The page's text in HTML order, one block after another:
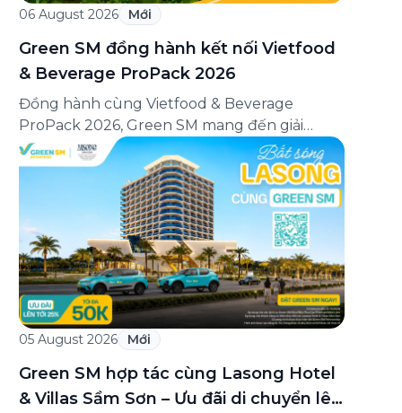
06 August 2026 Mới
Green SM đồng hành kết nối Vietfood
& Beverage ProPack 2026
Đồng hành cùng Vietfood & Beverage
ProPack 2026, Green SM mang đến giải
pháp di chuyển xanh, thuận tiện và chuyên
nghiệp cho khách tham quan, doanh nghiệp
cùng các đối tác trong suốt thời gian diễn ra
triển lãm. Sự hợp tác góp phần nâng cao trải
nghiệm tham dự, kết nối hiệu quả […]
05 August 2026 Mới
Green SM hợp tác cùng Lasong Hotel
& Villas Sầm Sơn – Ưu đãi di chuyển lên